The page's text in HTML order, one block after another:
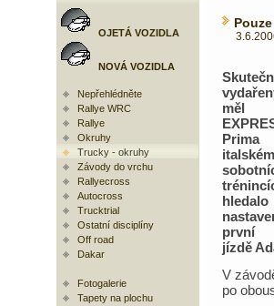
OJETÁ VOZIDLA
NOVÁ VOZIDLA
Nepřehlédněte
Rallye WRC
Rallye
Okruhy
Trucky - okruhy
Závody do vrchu
Rallyecross
Autocross
Trucktrial
Ostatní disciplíny
Off road
Dakar
Fotogalerie
Tapety na plochu
měl
první
jízdě
V
po